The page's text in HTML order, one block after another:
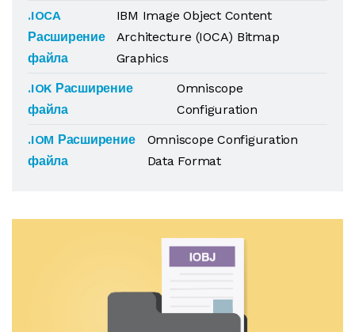
.IOCA
Расширение
файла
IBM Image Object Content
Architecture (IOCA) Bitmap
Graphics
.IOK Расширение
файла
Omniscope
Configuration
.IOM Расширение
файла
Omniscope Configuration
Data Format